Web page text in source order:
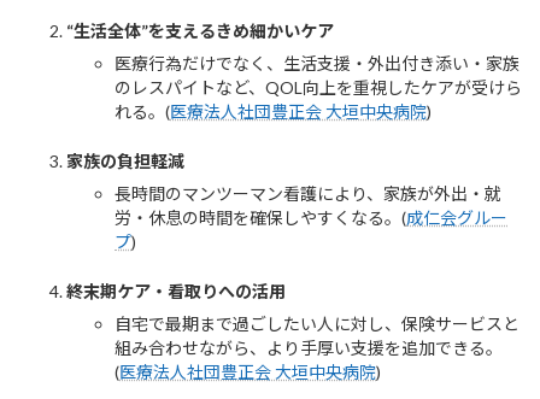
“生活全体”を支えるきめ細かいケア
医療行為だけでなく、生活支援・外出付き添い・家族
のレスパイトなど、QOL向上を重視したケアが受けら
れる。(医療法人社団豊正会 大垣中央病院)
家族の負担軽減
長時間のマンツーマン看護により、家族が外出・就
労・休息の時間を確保しやすくなる。(成仁会グルー
プ)
終末期ケア・看取りへの活用
自宅で最期まで過ごしたい人に対し、保険サービスと
組み合わせながら、より手厚い支援を追加できる。
(医療法人社団豊正会 大垣中央病院)